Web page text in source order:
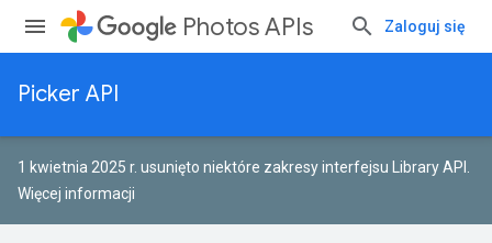
Photos APIs Zaloguj się
Picker API
1 kwietnia 2025 r. usunięto niektóre zakresy interfejsu Library API.
Więcej informacji